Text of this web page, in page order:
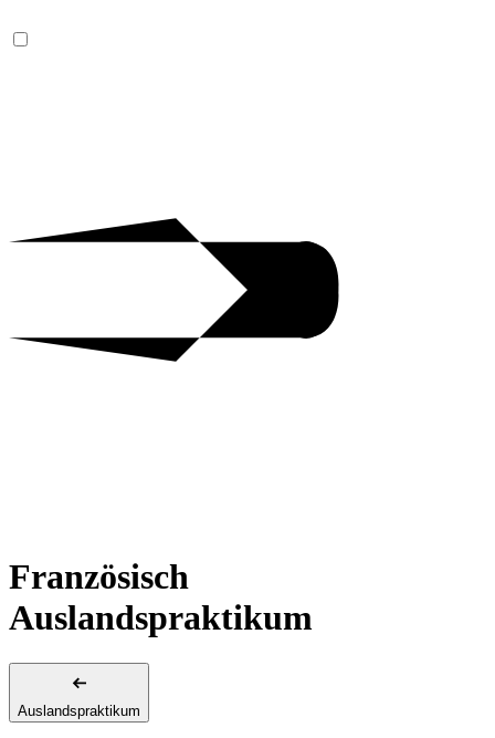
Französisch
Auslandspraktikum
Auslandspraktikum